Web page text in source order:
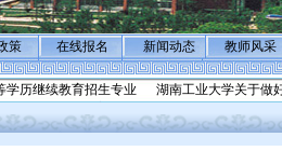
策 在线报名 新闻动态 教师风采
历继续教育招生专业 湖南工业大学关于做好